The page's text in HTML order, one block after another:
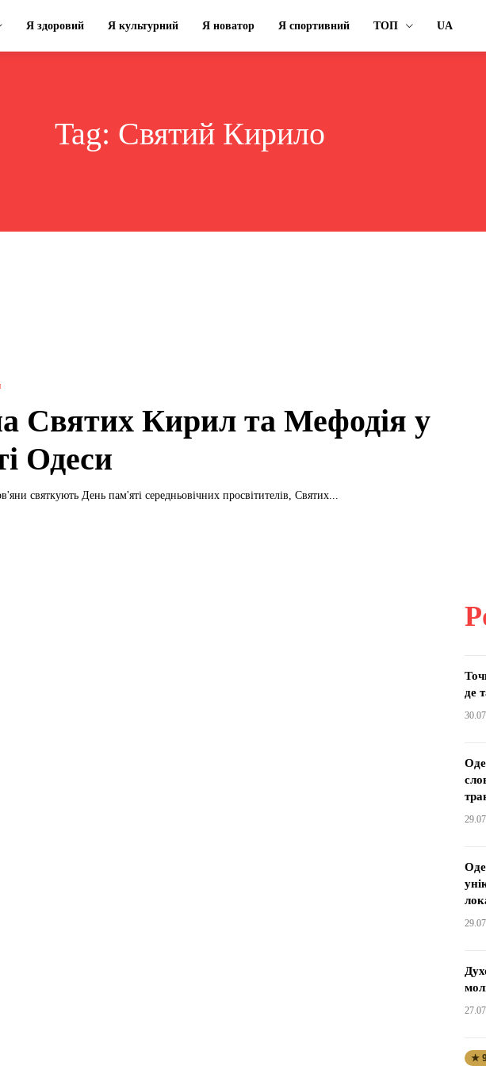
Я здоровий Я культурний Я новатор Я спортивний ТОП UA
Tag: Святий Кирило
Святих Кирил та Мефодія у
Одеси
святкують День пам'яті середньовічних просвітителів, Святих...
де
★